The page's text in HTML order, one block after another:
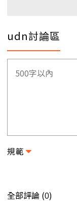
udn討論區
規範
全部評論 (0)